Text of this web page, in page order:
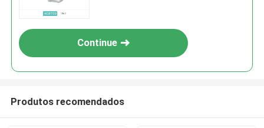
Continue
Produtos recomendados